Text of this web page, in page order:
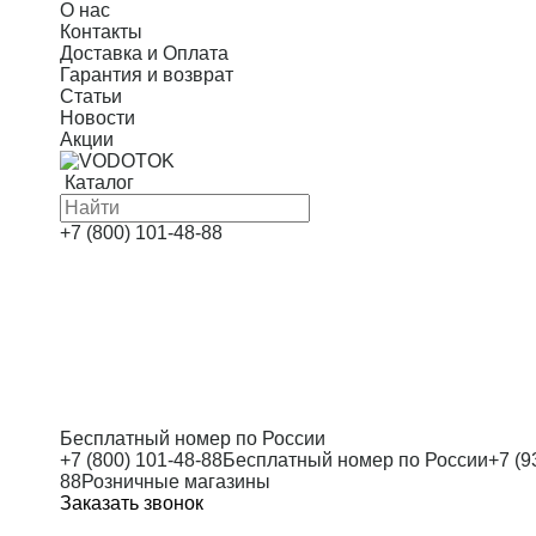
О нас
Контакты
Доставка и Оплата
Гарантия и возврат
Статьи
Новости
Акции
Каталог
+7 (800) 101-48-88
Бесплатный номер по России
+7 (800) 101-48-88Бесплатный номер по России+7
88Розничные магазины
Заказать звонок
Скважинные насосы
Оголовки
Циркуляционные насосы